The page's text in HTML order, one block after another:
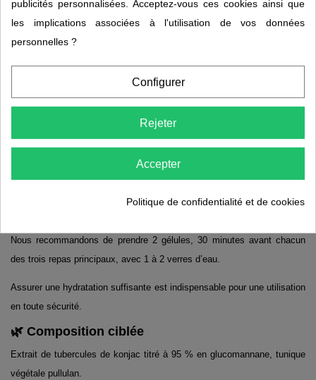
glucomannane, une fibre extraite du tubercule de konjac, plante
longtemps cultivée en Asie pour ses propriétés nutritionnelles.
Hydrosoluble, cette fibre gonfle au contact de l’eau et forme un gel léger
dans l’estomac, ce qui favorise une sensation rapide de satiété.
Les autorités européennes (EFSA) rappellent que le glucomannane
ingestion sécurisée. Konjac Plus a été formulé pour répondre à ce
Nous recommandons de prendre 2 gélules, 30 minutes avant chacun
des trois repas principaux, avec 1 à 2 verres d’eau.
Assurer une hydratation suffisante est indispensable pour une utilisation
en toute sécurité.
🌿 Composition ciblée
Extrait de tubercules de konjac titré à 95 % en glucomannane, tunique
végétale pullulan.
publicités personnalisées. Acceptez-vous ces cookies ainsi que
les implications associées à l'utilisation de vos données
personnelles ?
Configurer
Rejeter
Accepter
Politique de confidentialité et de cookies